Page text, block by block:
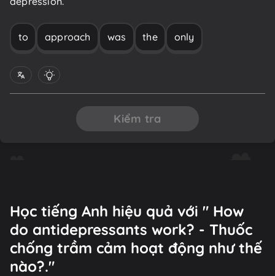
to approach was the only
Kiểm tra
Học tiếng Anh hiệu quả với " How
do antidepressants work? - Thuốc
chống trầm cảm hoạt động như thế
nào?."